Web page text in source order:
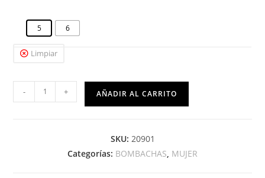
5 6
Limpiar
- + AÑADIR AL CARRITO
SKU: 20901
Categorías: BOMBACHAS MUJER